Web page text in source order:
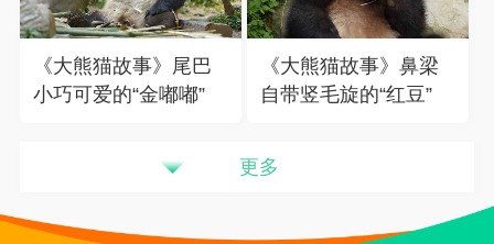
《大熊猫故事》尾巴
小巧可爱的“金嘟嘟”
《大熊猫故事》鼻梁
自带竖毛旋的“红豆”
更多